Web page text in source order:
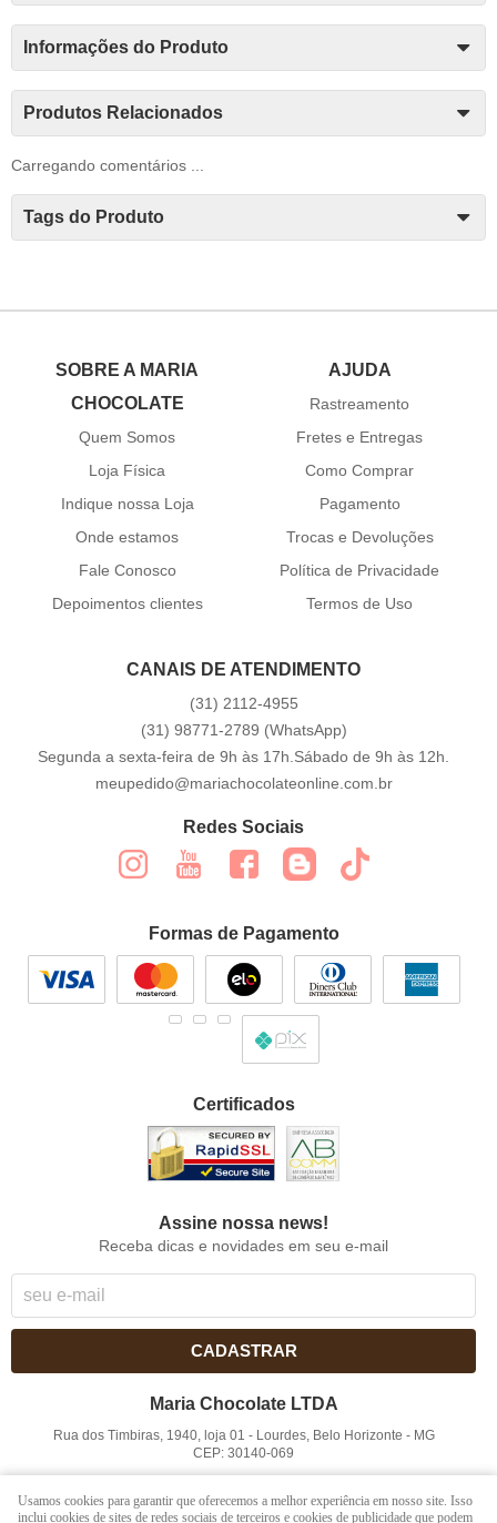
Informações do Produto
Produtos Relacionados
Carregando comentários ...
Tags do Produto
SOBRE A MARIA
CHOCOLATE
Quem Somos
Loja Física
Indique nossa Loja
Onde estamos
Fale Conosco
Depoimentos clientes
AJUDA
Rastreamento
Fretes e Entregas
Como Comprar
Pagamento
Trocas e Devoluções
Política de Privacidade
Termos de Uso
CANAIS DE ATENDIMENTO
(31) 2112-4955
(31) 98771-2789 (WhatsApp)
Segunda a sexta-feira de 9h às 17h.Sábado de 9h às 12h.
meupedido@mariachocolateonline.com.br
Redes Sociais
Formas de Pagamento
Certificados
Assine nossa news!
Receba dicas e novidades em seu e-mail
CADASTRAR
Maria Chocolate LTDA
Rua dos Timbiras, 1940, loja 01 - Lourdes, Belo Horizonte - MG
CEP: 30140-069
Usamos cookies para garantir que oferecemos a melhor experiência em nosso site. Isso
inclui cookies de sites de redes sociais de terceiros e cookies de publicidade que podem